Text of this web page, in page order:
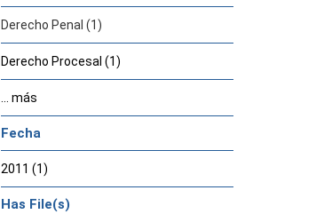
Derecho Penal (1)
Derecho Procesal (1)
... más
Fecha
2011 (1)
Has File(s)